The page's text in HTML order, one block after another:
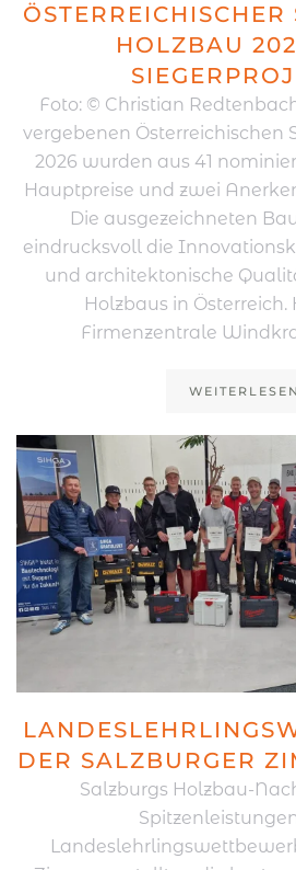
ÖSTERREICHISCHER
HOLZBAU
Foto: © Christian
vergebenen Österreichischen
2026 wurden aus 41
Hauptpreise und zwei
Die ausgezeichneten
eindrucksvoll die
und architektonische
Holzbaus in Österreich.
Firmenzentrale
WEITERLESEN
DER SALZBURGER
Salzburgs Holzbau-